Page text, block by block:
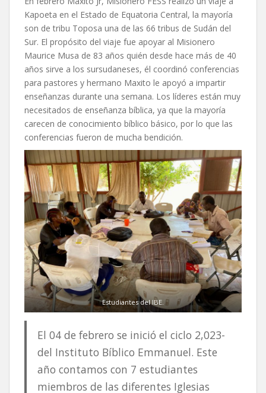
Kapoeta en el Estado de Equatoria Central, la mayoría
son de tribu Toposa una de las 66 tribus de Sudán del
Sur. El propósito del viaje fue apoyar al Misionero
Maurice Musa de 83 años quién desde hace más de 40
años sirve a los sursudaneses, él coordinó conferencias
para pastores y hermano Maxito le apoyó a impartir
enseñanzas durante una semana. Los líderes están muy
necesitados de enseñanza bíblica, ya que la mayoría
carecen de conocimiento bíblico básico, por lo que las
conferencias fueron de mucha bendición.
Estudiantes del IBE.
El 04 de febrero se inició el ciclo 2,023-
del Instituto Bíblico Emmanuel. Este
año contamos con 7 estudiantes
miembros de las diferentes Iglesias